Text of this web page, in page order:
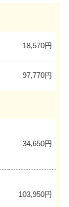
18,570円
97,770円
34,650円
103,950円